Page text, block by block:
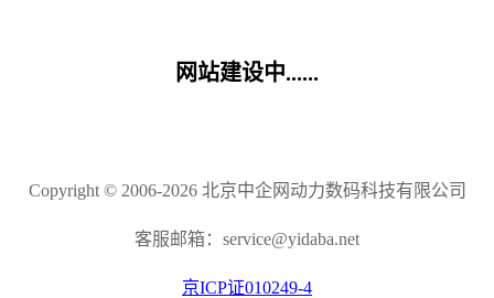
网站建设中......
Copyright © 2006-2026 北京中企网动力数码科技有限公司
客服邮箱：service@yidaba.net
京ICP证010249-4